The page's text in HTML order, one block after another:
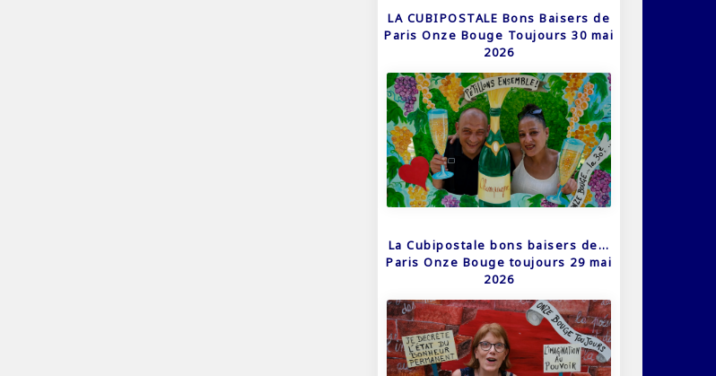
LA CUBIPOSTALE Bons Baisers de
Paris Onze Bouge Toujours 30 mai
2026
La Cubipostale bons baisers de…
Paris Onze Bouge toujours 29 mai
2026